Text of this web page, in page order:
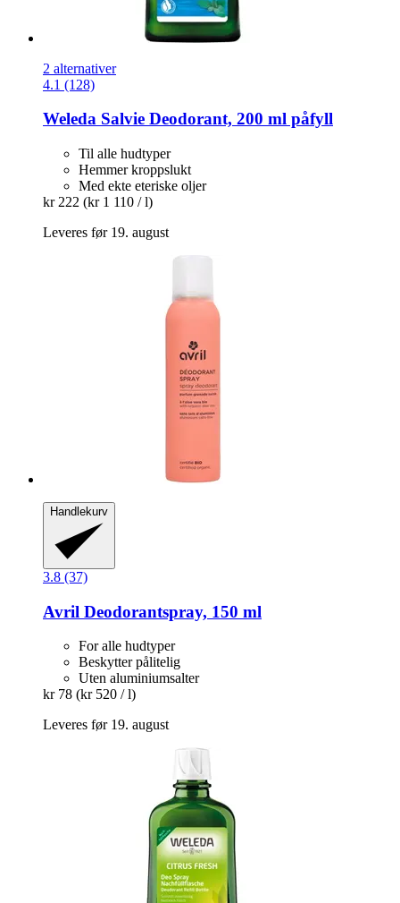
2 alternativer
4.1 (128)
Weleda Salvie Deodorant, 200 ml påfyll
Til alle hudtyper
Hemmer kroppslukt
Med ekte eteriske oljer
kr 222 (kr 1 110 / l)
Leveres før 19. august
Handlekurv
3.8 (37)
Avril Deodorantspray, 150 ml
For alle hudtyper
Beskytter pålitelig
Uten aluminiumsalter
kr 78 (kr 520 / l)
Leveres før 19. august